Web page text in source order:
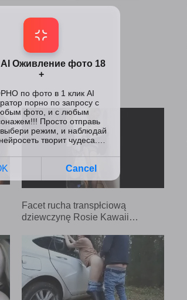
Facet rucha transpłciową
dziewczynę Rosie Kawaii…